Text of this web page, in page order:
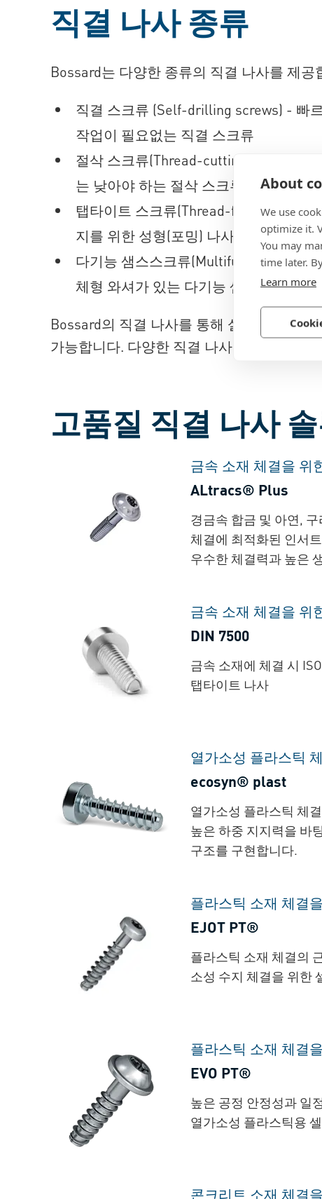
About
We use
optimize it.
You may
time later.
Learn more
직결 나사 종류
Bossard는 다양한 종류의 직결 나사를 제공
직결 스크류 (Self-drilling screws) - 빠
작업이 필요없는 직결 스크류
절삭 스크류(Thread-cutting screws) -
는 낮아야 하는 절삭 스크류
탭타이트 스크류(Thread-forming
지를 위한 성형(포밍) 나사 스크류
다기능 샘스스크류(Multifunctional
체형 와셔가 있는 다기능 샘스스크류
Bossard의 직결 나사를 통해 설치 과정을
가능합니다. 다양한 직결 나사의 대표적인
고품질 직결 나사
금속 소재 체결을 위
ALtracs® Plus
경금속 합금 및 아연,
체결에 최적화된 인서
우수한 체결력과 높은
금속 소재 체결을 위
DIN 7500
금속 소재에 체결 시
탭타이트 나사
열가소성 플라스틱
ecosyn® plast
열가소성 플라스틱 체
높은 하중 지지력을 바
구조를 구현합니다.
플라스틱 소재 체결
EJOT PT®
플라스틱 소재 체결의
소성 수지 체결을 위한
플라스틱 소재 체결
EVO PT®
높은 공정 안정성과 일
열가소성 플라스틱용
콘크리트 소재 체결